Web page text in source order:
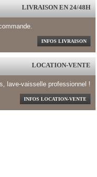
LIVRAISON EN 24/48H
INFOS LIVRAISON
LOCATION-VENTE
lave-vaisselle professionnel !
INFOS LOCATION-VENTE